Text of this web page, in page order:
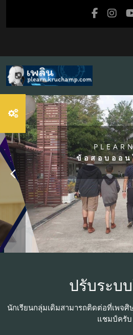
ปรับเปลี่ยน
ความปลอ
เรียนรู้แ
ปลอดภัยไป
กันกับครูแ
ปรับระบ
นักเรียนกลุ่มเดิมสามารถติดต่อที่เพจ
แชมป์ครับ